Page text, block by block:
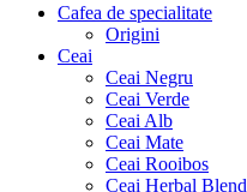
Cafea de specialitate
Origini
Ceai
Ceai Negru
Ceai Verde
Ceai Alb
Ceai Mate
Ceai Rooibos
Ceai Herbal Blend